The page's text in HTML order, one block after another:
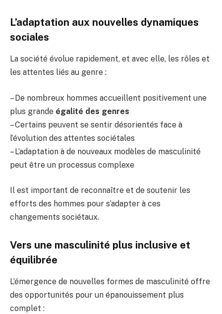
L’adaptation aux nouvelles dynamiques
sociales
La société évolue rapidement, et avec elle, les rôles et
les attentes liés au genre :
– De nombreux hommes accueillent positivement une
plus grande égalité des genres
– Certains peuvent se sentir désorientés face à
l’évolution des attentes sociétales
– L’adaptation à de nouveaux modèles de masculinité
peut être un processus complexe
Il est important de reconnaître et de soutenir les
efforts des hommes pour s’adapter à ces
changements sociétaux.
Vers une masculinité plus inclusive et
équilibrée
L’émergence de nouvelles formes de masculinité offre
des opportunités pour un épanouissement plus
complet :